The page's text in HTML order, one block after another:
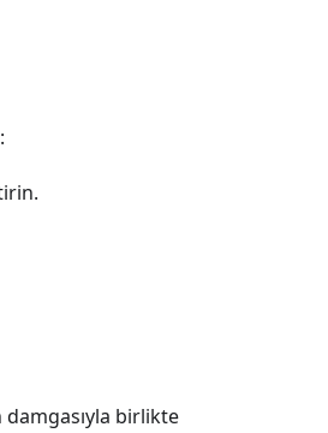
birlikte